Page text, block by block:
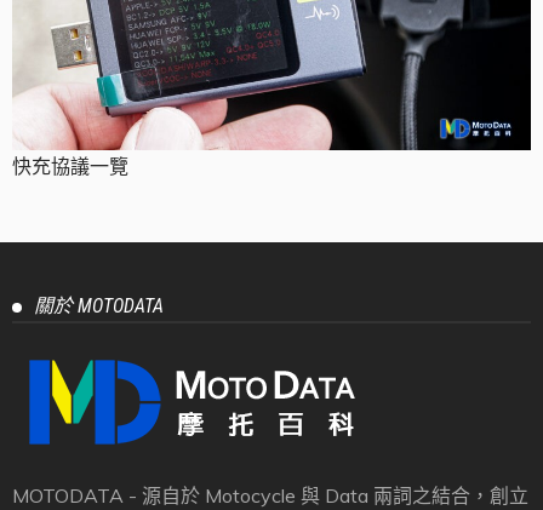
快充協議一覽
關於 MOTODATA
MOTODATA - 源自於 Motocycle 與 Data 兩詞之結合，創立